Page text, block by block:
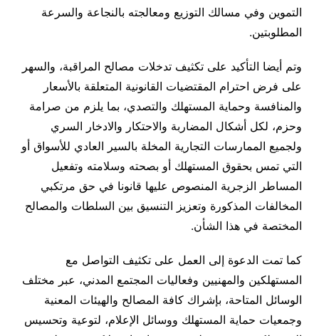
التموين وفي مسالك التوزيع ومعالجته بالنجاعة والسرعة
المطلوبتين.
وتم أيضا التأكيد على تكثيف تدخلات مصالح المراقبة، والسهر
على فرض احترام المقتضيات القانونية المتعلقة بالأسعار
والمنافسة وحماية المستهلك والتصدي، بما يلزم من صرامة
وحزم، لكل أشكال المضاربة والاحتكار والادخار السري
ولجميع الممارسات التجارية المخلة بالسير العادي للأسواق أو
التي تمس بحقوق المستهلك أو بصحته وسلامته وتفعيل
المساطر الزجرية المنصوص عليها قانونا في حق مرتكبي
المخالفات المذكورة وتعزيز التنسيق بين السلطات والمصالح
المختصة في هذا الشأن.
كما تمت الدعوة إلى العمل على تكثيف التواصل مع
المستهلكين والمهنيين وفعاليات المجتمع المدني، عبر مختلف
الوسائل المتاحة، بإشراك كافة المصالح والهيئات المعنية
وجمعيات حماية المستهلك ووسائل الإعلام، لتوعية وتحسيس